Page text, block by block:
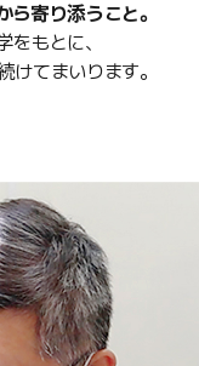
寄り添うこと。
もとに、
てまいります。